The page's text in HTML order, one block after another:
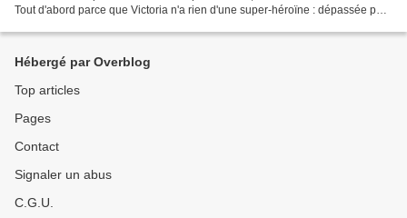
Tout d'abord parce que Victoria n'a rien d'une super-héroïne : dépassée par
Hébergé par Overblog
Top articles
Pages
Contact
Signaler un abus
C.G.U.